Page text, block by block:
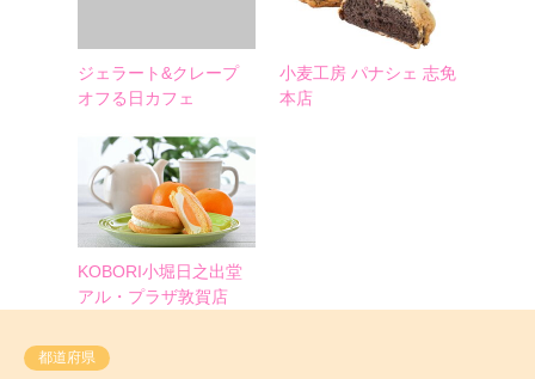
ジェラート&クレープ
オフる日カフェ
小麦工房 パナシェ 志免
本店
KOBORI小堀日之出堂
アル・プラザ敦賀店
都道府県